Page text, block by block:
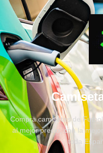
Compra camisetas de
al mejor precio, con la
toda